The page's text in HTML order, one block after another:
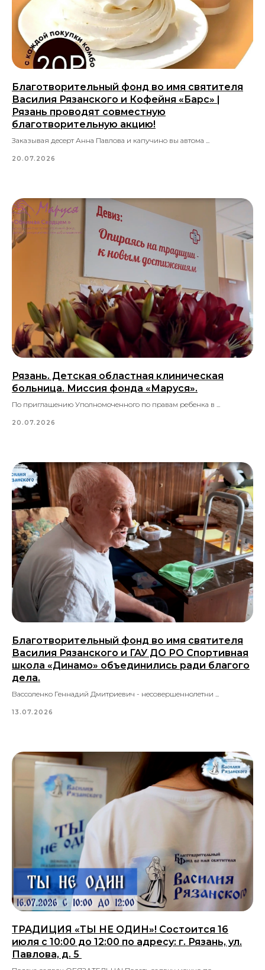
Благотворительный фонд во имя святителя
Василия Рязанского и Кофейня «Барс» |
Рязань проводят совместную
благотворительную акцию!
Заказывая десерт Анна Павлова и капучино вы автома ...
20.07.2026
Рязань. Детская областная клиническая
больница. Миссия фонда «Маруся».
По приглашению Уполномоченного по правам ребенка в ...
20.07.2026
Благотворительный фонд во имя святителя
Василия Рязанского и ГАУ ДО РО Спортивная
школа «Динамо» объединились ради благого
дела.
Вассоленко Геннадий Дмитриевич - несовершеннолетни ...
13.07.2026
ТРАДИЦИЯ «ТЫ НЕ ОДИН»! Состоится 16
июля с 10:00 до 12:00 по адресу: г. Рязань, ул.
Павлова, д. 5